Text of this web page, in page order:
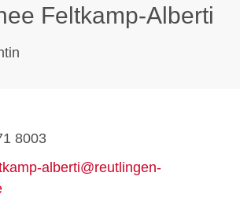
Feltkamp-Alberti
8003
alberti@reutlingen-